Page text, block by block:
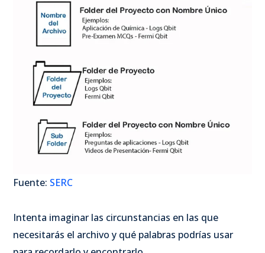
Fuente: SERC
Intenta imaginar las circunstancias en las que
necesitarás el archivo y qué palabras podrías usar